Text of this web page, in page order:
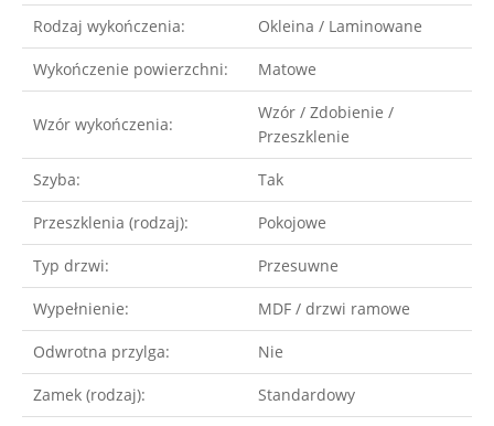
Rodzaj wykończenia: Okleina / Laminowane
Wykończenie powierzchni: Matowe
Wzór wykończenia:
Wzór / Zdobienie /
Przeszklenie
Szyba: Tak
Przeszklenia (rodzaj): Pokojowe
Typ drzwi: Przesuwne
Wypełnienie: MDF / drzwi ramowe
Odwrotna przylga: Nie
Zamek (rodzaj): Standardowy